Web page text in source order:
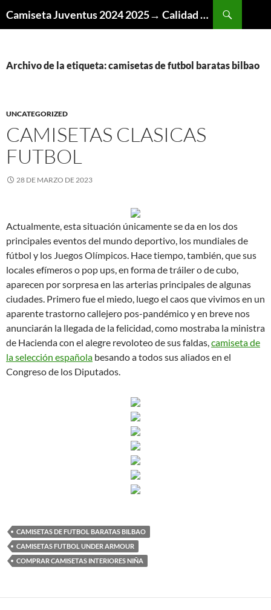
Camiseta Juventus 2024 2025→ Calidad Thai AAA
Archivo de la etiqueta: camisetas de futbol baratas bilbao
UNCATEGORIZED
CAMISETAS CLASICAS
FUTBOL
28 DE MARZO DE 2023
Actualmente, esta situación únicamente se da en los dos
principales eventos del mundo deportivo, los mundiales de
fútbol y los Juegos Olímpicos. Hace tiempo, también, que sus
locales efímeros o pop ups, en forma de tráiler o de cubo,
aparecen por sorpresa en las arterias principales de algunas
ciudades. Primero fue el miedo, luego el caos que vivimos en un
aparente trastorno callejero pos-pandémico y en breve nos
anunciarán la llegada de la felicidad, como mostraba la ministra
de Hacienda con el alegre revoloteo de sus faldas,camiseta de
la selección española besando a todos sus aliados en el
Congreso de los Diputados.
CAMISETAS DE FUTBOL BARATAS BILBAO
CAMISETAS FUTBOL UNDER ARMOUR
COMPRAR CAMISETAS INTERIORES NIÑA